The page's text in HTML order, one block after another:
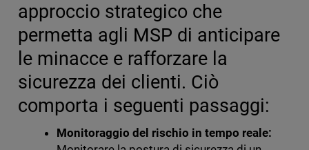
approccio strategico che
permetta agli MSP di anticipare
le minacce e rafforzare la
sicurezza dei clienti. Ciò
comporta i seguenti passaggi:
Monitoraggio del rischio in tempo reale: